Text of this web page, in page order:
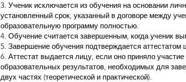
3. Ученик исключается из обучения на основании
установленный срок, указанный в договоре между
образовательную программу полностью.
4. Обучение считается завершенным, когда ученик
5. Завершение обучения подтверждается аттестатом
6. Аттестат выдается лицу, если оно приняло
образовательных результатов, необходимых для
двух частях (теоретической и практической).